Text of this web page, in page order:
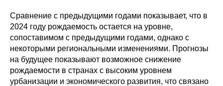
Сравнение с предыдущими годами показывает, что в
2024 году рождаемость остается на уровне,
сопоставимом с предыдущими годами, однако с
некоторыми региональными изменениями. Прогнозы
на будущее показывают возможное снижение
рождаемости в странах с высоким уровнем
урбанизации и экономического развития, что связано